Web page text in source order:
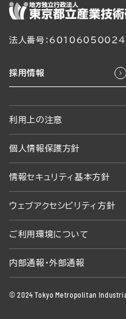
法人番号：
採用情報
利用上の注意
個人情報保護方針
情報セキュリティ基本方針
ウェブアクセシビリティ方針
ご利用環境について
内部通報・外部通報
© 2024 Tokyo Metropolitan